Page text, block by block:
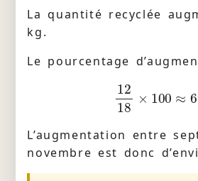
La quantité recyclée
kg.
Le pourcentage
1218
L’augmentation entre
novembre est donc